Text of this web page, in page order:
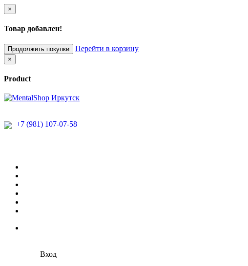
×
Товар добавлен!
Продолжить покупки Перейти в корзину
×
Product
+7 (981) 107-07-58
Вход